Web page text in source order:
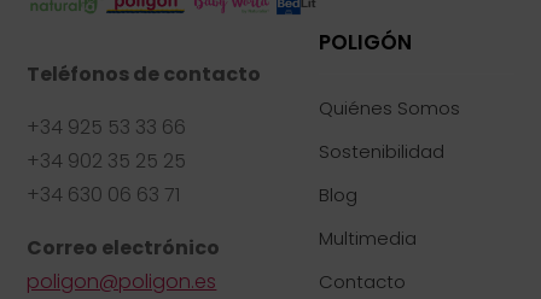
Teléfonos de contacto
+34 925 53 33 66
+34 902 35 25 25
+34 630 06 63 71
Correo electrónico
poligon@poligon.es
POLIGÓN
Quiénes Somos
Sostenibilidad
Blog
Multimedia
Contacto